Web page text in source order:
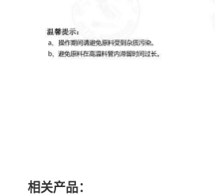
相关产品：